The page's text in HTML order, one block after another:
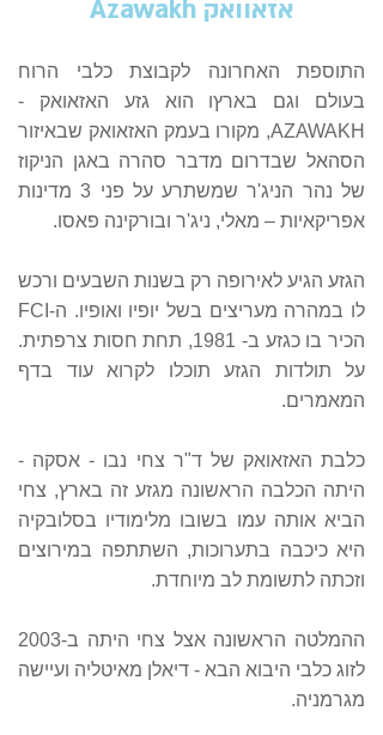
אזאוואק Azawakh
התוספת האחרונה לקבוצת כלבי הרוח
בעולם וגם בארץו הוא גזע האזאואק -
AZAWAKH, מקורו בעמק האזאואק שבאיזור
הסהאל שבדרום מדבר סהרה באגן הניקוז
של נהר הניג'ר שמשתרע על פני 3 מדינות
אפריקאיות – מאלי, ניג'ר ובורקינה פאסו.
הגזע הגיע לאירופה רק בשנות השבעים ורכש
לו במהרה מעריצים בשל יופיו ואופיו. ה-FCI
הכיר בו כגזע ב- 1981, תחת חסות צרפתית.
על תולדות הגזע תוכלו לקרוא עוד בדף
המאמרים.
כלבת האזאואק של ד"ר צחי נבו - אסקה -
היתה הכלבה הראשונה מגזע זה בארץ, צחי
הביא אותה עמו בשובו מלימודיו בסלובקיה
היא כיכבה בתערוכות, השתתפה במירוצים
וזכתה לתשומת לב מיוחדת.
ההמלטה הראשונה אצל צחי היתה ב-2003
לזוג כלבי היבוא הבא - דיאלן מאיטליה ועיישה
מגרמניה.